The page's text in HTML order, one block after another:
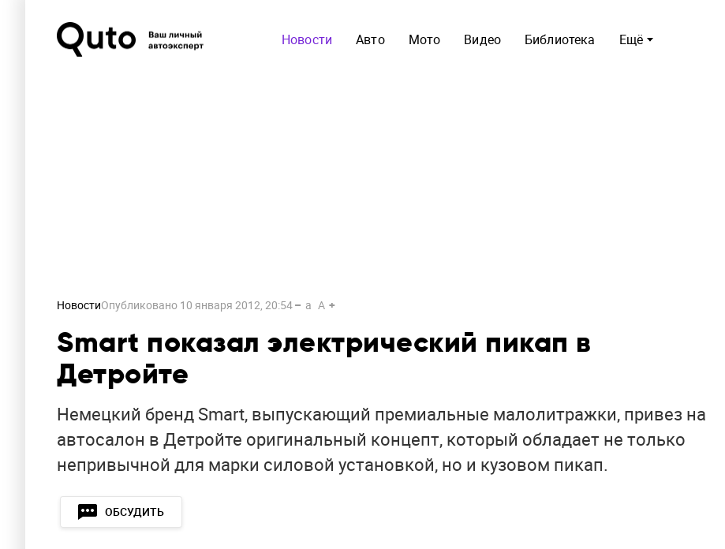
Ещё
Новости Авто Мото Видео Библиотека
НовостиОпубликовано 10 января 2012, 20:54 a A
Smart показал электрический пикап в
Детройте
Немецкий бренд Smart, выпускающий премиальные малолитражки, привез на
автосалон в Детройте оригинальный концепт, который обладает не только
непривычной для марки силовой установкой, но и кузовом пикап.
ОБСУДИТЬ